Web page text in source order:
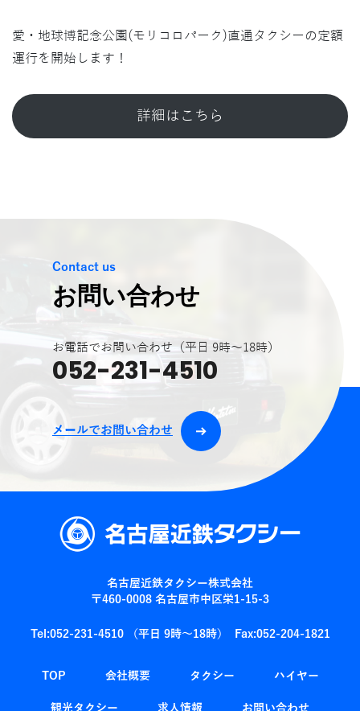
愛・地球博記念公園(モリコロパーク)直通タクシーの定額
運行を開始します！
詳細はこちら
Contact us
お問い合わせ
お電話でお問い合わせ（平日 9時～18時）
052-231-4510
メールでお問い合わせ
名古屋近鉄タクシー株式会社
〒460-0008 名古屋市中区栄1-15-3
Tel:052-231-4510 （平日 9時～18時） Fax:052-204-1821
TOP 会社概要 タクシー ハイヤー
観光タクシー 求⼈情報 お問い合わせ